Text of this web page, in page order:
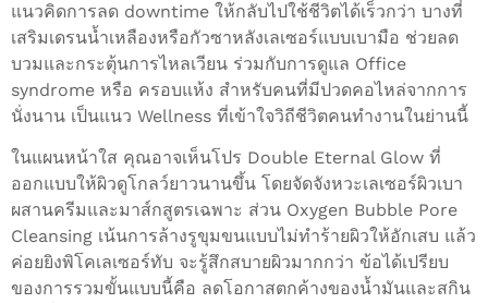
แนวคิดการลด downtime ให้กลับไปใช้ชีวิตได้เร็วกว่า บางที่
เสริมเดรนน้ำเหลืองหรือกัวซาหลังเลเซอร์แบบเบามือ ช่วยลด
บวมและกระตุ้นการไหลเวียน ร่วมกับการดูแล Office
syndrome หรือ ครอบแห้ง สำหรับคนที่มีปวดคอไหล่จากการ
นั่งนาน เป็นแนว Wellness ที่เข้าใจวิถีชีวิตคนทำงานในย่านนี้
ในแผนหน้าใส คุณอาจเห็นโปร Double Eternal Glow ที่
ออกแบบให้ผิวดูโกลว์ยาวนานขึ้น โดยจัดจังหวะเลเซอร์ผิวเบา
ผสานครีมและมาส์กสูตรเฉพาะ ส่วน Oxygen Bubble Pore
Cleansing เน้นการล้างรูขุมขนแบบไม่ทำร้ายผิวให้อักเสบ แล้ว
ค่อยยิงพิโคเลเซอร์ทับ จะรู้สึกสบายผิวมากกว่า ข้อได้เปรียบ
ของการรวมขั้นแบบนี้คือ ลดโอกาสตกค้างของน้ำมันและสกิน